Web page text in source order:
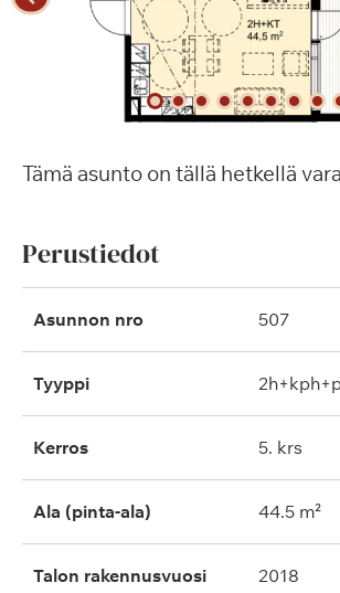
Tämä asunto on tällä hetkellä
Perustiedot
Asunnon nro 507
Tyyppi
Kerros 5. krs
Ala (pinta-ala) 44.5 m²
Talon rakennusvuosi 2018